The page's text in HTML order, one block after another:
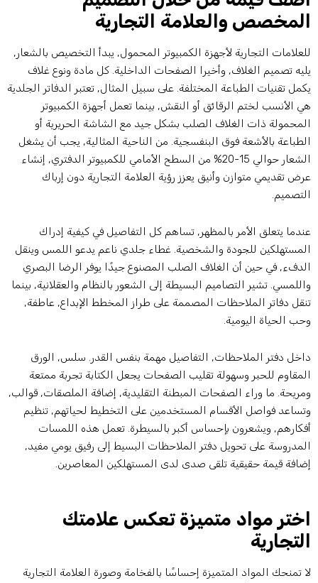
والعلامة التجارية
التجارية لأجهزة الكمبيوتر المحمول, يبدأ التخصيص بالشعار,
تصميم الغلاف, وأخيرا الصفحات الداخلية. كل مادة ونوع غلاف
تقنيات الطباعة المختلفة. على سبيل المثال, تعتبر الدفاتر الجلدية
الأنسب لختم الرقائق أو النقش, بينما تعمل أجهزة الكمبيوتر
ذات الغلاف الصلب بشكل جيد مع الشاشة الحريرية أو
بالأشعة فوق البنفسجية. من الناحية المثالية, يجب أن يشغل
الشعار حوالي 15-20% من السطح الأمامي للكمبيوتر الدفتري, إنشاء
تقديمي متوازن وأنيق يعزز رؤية العلامة التجارية دون إرباك
يتعلق الأمر بالمظهر, تساهم كل التفاصيل في كيفية إدراك
للجودة والشخصية. غطاء جلدي ناعم يدعو اللمس وينقل
في حين أن الغلاف الصلب المصنوع جيدًا يوفر الرضا البصري
تشير التصاميم البسيطة إلى الشعور بالنظام والعقلانية, بينما
دفاتر الملاحظات المصممة على طراز المخطط الإبداع, عاطفة,
الحياة اليومية.
دفتر الملاحظات, التفاصيل مهمة بنفس القدر. سلس, الورق
للحبر وسهولة تقليب الصفحات يجعل الكتابة تجربة ممتعة
ما وراء الصفحات المبطنة التقليدية, إضافة الملصقات, قوالب,
فواصل الأقسام المستخدمين على التخطيط لحياتهم, تنظيم
ويشعرون بإحساس أكبر بالسيطرة. تعمل هذه اللمسات
على تحويل دفتر الملاحظات البسيط إلى رفيق يومي مفيد,
قيمة حقيقية تلقى صدى لدى المستهلكين المعاصرين.
مواد متميزة تعكس علامتك
تمنحك المواد المتميزة إحساسًا بالفخامة وصورة العلامة التجارية